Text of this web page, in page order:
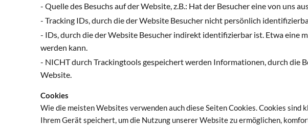
- Quelle des Besuchs auf der Website, z.B.: Hat der Besucher eine von uns
- Tracking IDs, durch die der Website Besucher nicht persönlich
- IDs, durch die der Website Besucher indirekt identifizierbar ist. Etwa eine
werden kann.
- NICHT durch Trackingtools gespeichert werden Informationen, durch die
Website.
Cookies
Wie die meisten Websites verwenden auch diese Seiten Cookies. Cookies
Ihrem Gerät speichert, um die Nutzung unserer Website zu ermöglichen,